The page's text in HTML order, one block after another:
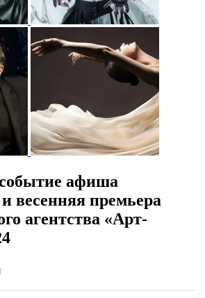
афиша
весенняя премьера
агентства «Арт-